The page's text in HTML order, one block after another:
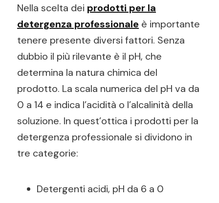
Nella scelta dei prodotti per la
detergenza professionale è importante
tenere presente diversi fattori. Senza
dubbio il più rilevante è il pH, che
determina la natura chimica del
prodotto. La scala numerica del pH va da
0 a 14 e indica l’acidità o l’alcalinità della
soluzione. In quest’ottica i prodotti per la
detergenza professionale si dividono in
tre categorie:
Detergenti acidi, pH da 6 a 0